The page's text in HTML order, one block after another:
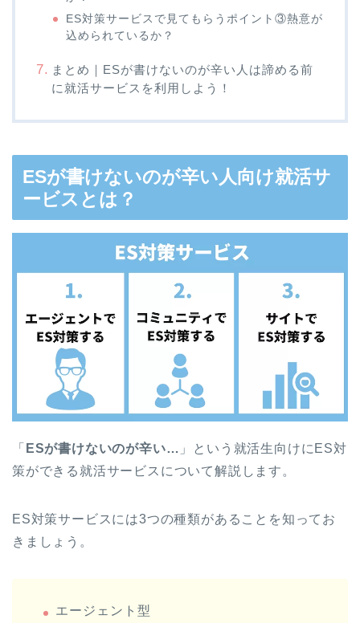
ES対策サービスで見てもらうポイント③熱意が
込められているか？
まとめ｜ESが書けないのが辛い人は諦める前
に就活サービスを利用しよう！
ESが書けないのが辛い人向け就活サ
ービスとは？
「 ESが書けないのが辛い… 」という就活生向けにES対
策ができる就活サービスについて解説します。
ES対策サービスには3つの種類があることを知ってお
きましょう。
エージェント型